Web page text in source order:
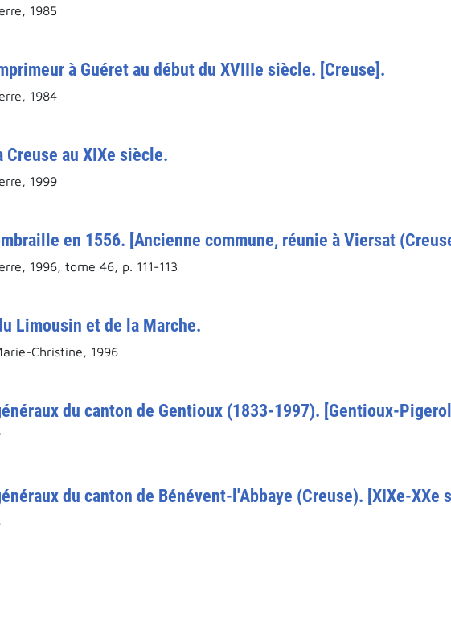
1985
à Guéret au début du XVIIIe siècle. [Creuse].
1984
Creuse au XIXe siècle.
1999
en 1556. [Ancienne commune, réunie à Viersat
1996, tome 46, p. 111-113
Limousin et de la Marche.
Christine, 1996
du canton de Gentioux (1833-1997). [Gentioux-
du canton de Bénévent-l'Abbaye (Creuse). [XIXe-XXe